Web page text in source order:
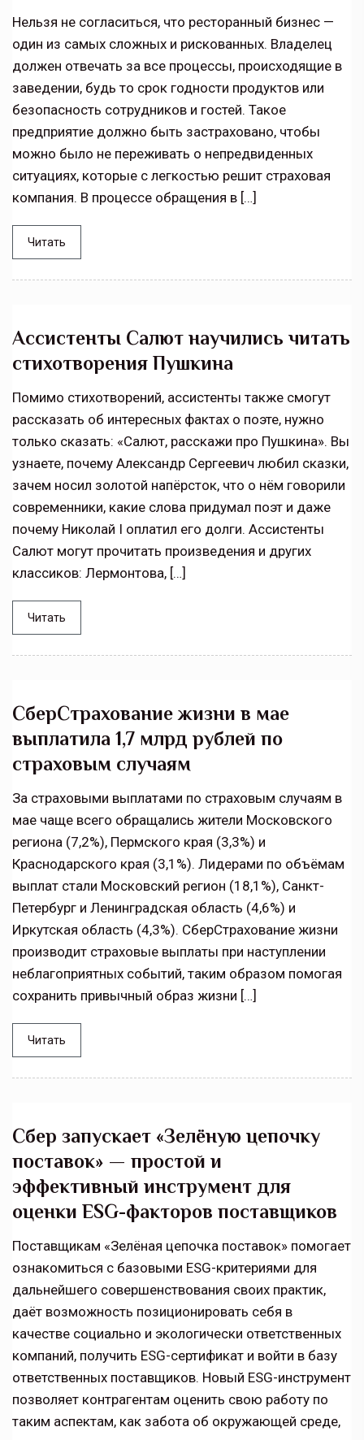
Нельзя не согласиться, что ресторанный бизнес —
один из самых сложных и рискованных. Владелец
должен отвечать за все процессы, происходящие в
заведении, будь то срок годности продуктов или
безопасность сотрудников и гостей. Такое
предприятие должно быть застраховано, чтобы
можно было не переживать о непредвиденных
ситуациях, которые с легкостью решит страховая
компания. В процессе обращения в […]
Читать
Ассистенты Салют научились читать
стихотворения Пушкина
Помимо стихотворений, ассистенты также смогут
рассказать об интересных фактах о поэте, нужно
только сказать: «Салют, расскажи про Пушкина». Вы
узнаете, почему Александр Сергеевич любил сказки,
зачем носил золотой напёрсток, что о нём говорили
современники, какие слова придумал поэт и даже
почему Николай I оплатил его долги. Ассистенты
Салют могут прочитать произведения и других
классиков: Лермонтова, […]
Читать
СберСтрахование жизни в мае
выплатила 1,7 млрд рублей по
страховым случаям
За страховыми выплатами по страховым случаям в
мае чаще всего обращались жители Московского
региона (7,2%), Пермского края (3,3%) и
Краснодарского края (3,1%). Лидерами по объёмам
выплат стали Московский регион (18,1%), Санкт-
Петербург и Ленинградская область (4,6%) и
Иркутская область (4,3%). СберСтрахование жизни
производит страховые выплаты при наступлении
неблагоприятных событий, таким образом помогая
сохранить привычный образ жизни […]
Читать
Сбер запускает «Зелёную цепочку
поставок» — простой и
эффективный инструмент для
оценки ESG-факторов поставщиков
Поставщикам «Зелёная цепочка поставок» помогает
ознакомиться с базовыми ESG-критериями для
дальнейшего совершенствования своих практик,
даёт возможность позиционировать себя в
качестве социально и экологически ответственных
компаний, получить ESG-сертификат и войти в базу
ответственных поставщиков. Новый ESG-инструмент
позволяет контрагентам оценить свою работу по
таким аспектам, как забота об окружающей среде,